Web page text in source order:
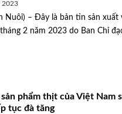
2023
Nuôi) – Đây là bản tin sản xuất
2 năm 2023 do Ban Chỉ
phẩm thịt của Việt Nam
tục đà tăng